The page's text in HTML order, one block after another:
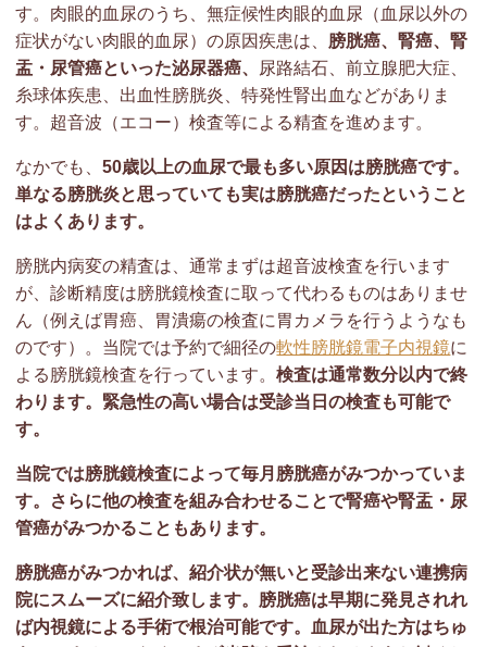
す。肉眼的血尿のうち、無症候性肉眼的血尿（血尿以外の
症状がない肉眼的血尿）の原因疾患は、 膀胱癌、腎癌、腎
盂・尿管癌といった泌尿器癌、 尿路結石、前立腺肥大症、
糸球体疾患、出血性膀胱炎、特発性腎出血などがありま
す。超音波（エコー）検査等による精査を進めます。
なかでも、50歳以上の血尿で最も多い原因は膀胱癌です。
単なる膀胱炎と思っていても実は膀胱癌だったということ
はよくあります。
膀胱内病変の精査は、通常まずは超音波検査を行います
が、診断精度は膀胱鏡検査に取って代わるものはありませ
ん（例えば胃癌、胃潰瘍の検査に胃カメラを行うようなも
のです）。当院では予約で細径の軟性膀胱鏡電子内視鏡に
よる膀胱鏡検査を行っています。検査は通常数分以内で終
わります。緊急性の高い場合は受診当日の検査も可能で
す。
当院では膀胱鏡検査によって毎月膀胱癌がみつかっていま
す。さらに他の検査を組み合わせることで腎癌や腎盂・尿
管癌がみつかることもあります。
膀胱癌がみつかれば、紹介状が無いと受診出来ない連携病
院にスムーズに紹介致します。膀胱癌は早期に発見されれ
ば内視鏡による手術で根治可能です。血尿が出た方はちゅ